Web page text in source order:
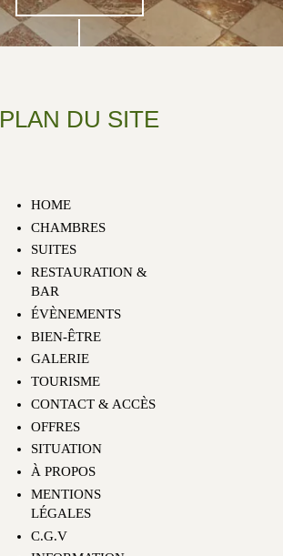
PLAN DU SITE
HOME
CHAMBRES
SUITES
RESTAURATION &
BAR
ÉVÈNEMENTS
BIEN-ÊTRE
GALERIE
TOURISME
CONTACT & ACCÈS
OFFRES
SITUATION
À PROPOS
MENTIONS
LÉGALES
C.G.V